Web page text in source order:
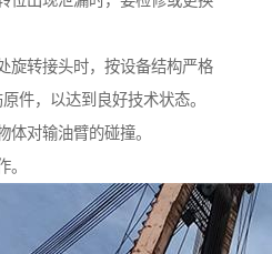
旋转接头时，按设备结构严格
件，以达到良好技术状态。
体对输油臂的碰撞。
。